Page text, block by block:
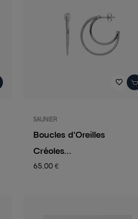
favorite_border
SAUNIER
Boucles d'Oreilles
Créoles...
65,00 €